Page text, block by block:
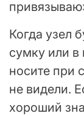
Когда узел
сумку или
носите при
не видели.
хороший